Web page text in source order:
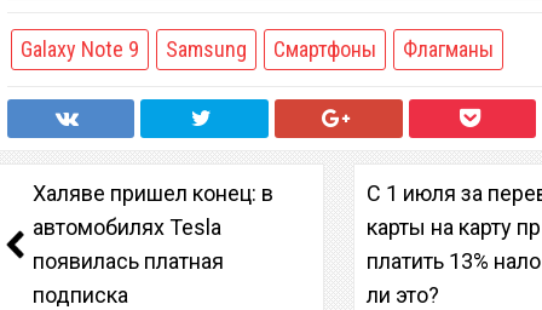
Galaxy Note 9 Samsung Смартфоны Флагманы
Халяве пришел конец: в
автомобилях Tesla
появилась платная
подписка
С 1 июля за
карты на карту
платить 13%
ли это?